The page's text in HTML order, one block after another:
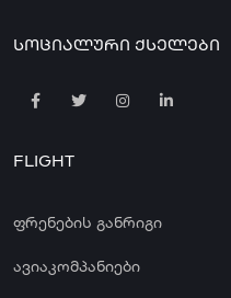
ᲡᲝᲪᲘᲐᲚᲣᲠᲘ ᲥᲡᲔᲚᲔᲑᲘ
FLIGHT
ფრენების განრიგი
ავიაკომპანიები